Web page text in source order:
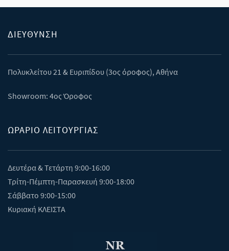
ΔΙΕΎΘΥΝΣΗ
Πολυκλείτου 21 & Eυριπίδου (3ος όροφος), Αθήνα
Showroom: 4ος Όροφος
ΩΡΑΡΙΟ ΛΕΙΤΟΥΡΓΙΑΣ
Δευτέρα & Τετάρτη 9:00-16:00
Τρίτη-Πέμπτη-Παρασκευή 9:00-18:00
Σάββατο 9:00-15:00
Κυριακή ΚΛΕΙΣΤΑ